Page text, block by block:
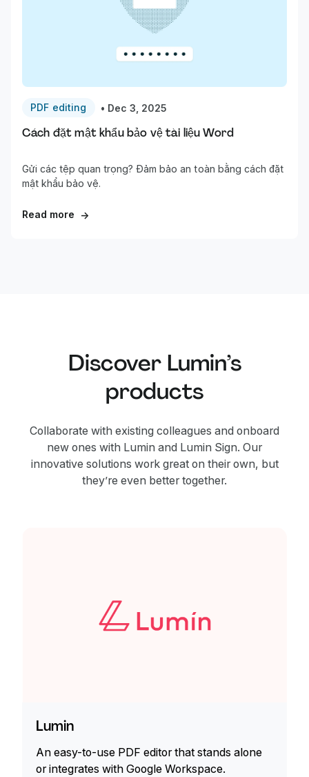
PDF editing • Dec 3, 2025
Cách đặt mật khẩu bảo vệ tài liệu Word
Gửi các tệp quan trọng? Đảm bảo an toàn bằng cách đặt
mật khẩu bảo vệ.
Read more →
Discover Lumin’s
products
Collaborate with existing colleagues and onboard
new ones with Lumin and Lumin Sign. Our
innovative solutions work great on their own, but
they’re even better together.
Lumin
An easy-to-use PDF editor that stands alone
or integrates with Google Workspace.